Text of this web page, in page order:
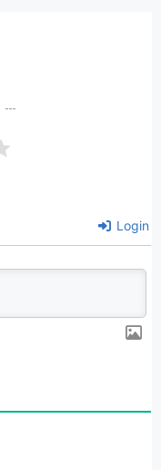
Login